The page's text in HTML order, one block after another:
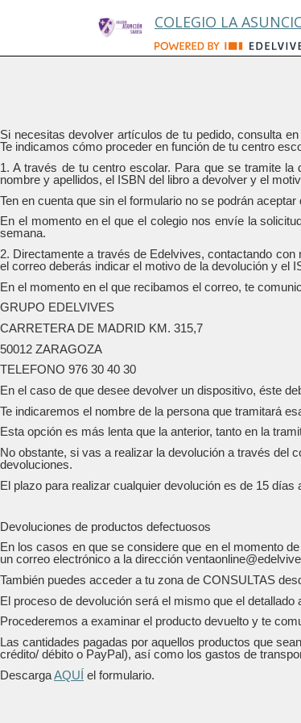
COLEGIO LA
Si necesitas devolver artículos de tu pedido, consulta
Te indicamos cómo proceder en función de tu centro
1. A través de tu centro escolar. Para que se tramite
nombre y apellidos, el ISBN del libro a devolver y el
Ten en cuenta que sin el formulario no se podrán aceptar
En el momento en el que el colegio nos envíe la
semana.
2. Directamente a través de Edelvives, contactando
el correo deberás indicar el motivo de la devolución y el
En el momento en el que recibamos el correo, te
GRUPO EDELVIVES
CARRETERA DE MADRID KM. 315,7
50012 ZARAGOZA
TELEFONO 976 30 40 30
En el caso de que desee devolver un dispositivo, éste
Te indicaremos el nombre de la persona que tramitará
Esta opción es más lenta que la anterior, tanto en la
No obstante, si vas a realizar la devolución a través del
devoluciones.
El plazo para realizar cualquier devolución es de 15
Devoluciones de productos defectuosos
En los casos en que se considere que en el momento
un correo electrónico a la dirección
También puedes acceder a tu zona de CONSULTAS
El proceso de devolución será el mismo que el detallado
Procederemos a examinar el producto devuelto y te
Las cantidades pagadas por aquellos productos que
crédito/ débito o PayPal), así como los gastos de
DescargaAQUÍ el formulario.